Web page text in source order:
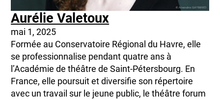
Aurélie Valetoux
mai 1, 2025
Formée au Conservatoire Régional du Havre, elle
se professionnalise pendant quatre ans à
l’Académie de théâtre de Saint-Pétersbourg. En
France, elle poursuit et diversifie son répertoire
avec un travail sur le jeune public, le théâtre forum